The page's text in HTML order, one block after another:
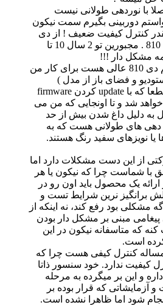
با نوردهی طولانی نیست
دوربینی بگیرم سمت نیکون
کنترل کیفیت ضعیف ! از دی
600 بگیر تا دی 810 . مجبورین تو 2 سال 10 تا
مشکل دار !!!
* البته اینم بگم دی 810 عالی هست برای کار من
و فضای باز از مدل )
دوست عزیز قطعا که با update کردن firmware
شد و تا اونجایی که من می
به دلیل داغ شدن بیش از حد
دهی های طولانی هست که به
نویزهای سفید رنگ هستند.
از این دست مشکلات دارد اما
با شماست چرا که نیکون یا هر
یک محصول باید اون رو در
برانگیز نرین شرایط تست و
مشکلی بود رفع کند، نه اینکه از
مبنی بر مشکل دار بودن
کنه که متاسفانه نیکون در این
است.
کنترل کیفی هست چرا که
کیفیت ندارد. خود سنسور ذاتا
و این بر میگرده به مرحله
که قرار بوده بر
شود اما ظاهرا نشده است.